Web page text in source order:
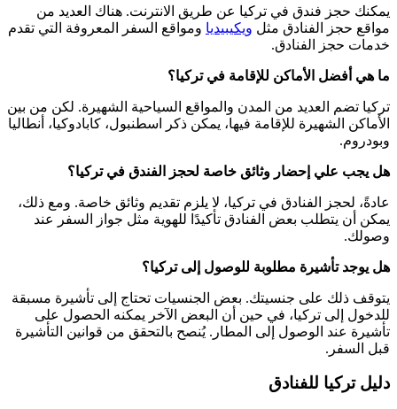
يمكنك حجز فندق في تركيا عن طريق الانترنت. هناك العديد من
مواقع حجز الفنادق مثل ويكيبيديا ومواقع السفر المعروفة التي تقدم
خدمات حجز الفنادق.
ما هي أفضل الأماكن للإقامة في تركيا؟
تركيا تضم العديد من المدن والمواقع السياحية الشهيرة. لكن من بين
الأماكن الشهيرة للإقامة فيها، يمكن ذكر اسطنبول، كابادوكيا، أنطاليا
وبودروم.
هل يجب علي إحضار وثائق خاصة لحجز الفندق في تركيا؟
عادةً، لحجز الفنادق في تركيا، لا يلزم تقديم وثائق خاصة. ومع ذلك،
يمكن أن يتطلب بعض الفنادق تأكيدًا للهوية مثل جواز السفر عند
وصولك.
هل يوجد تأشيرة مطلوبة للوصول إلى تركيا؟
يتوقف ذلك على جنسيتك. بعض الجنسيات تحتاج إلى تأشيرة مسبقة
للدخول إلى تركيا، في حين أن البعض الآخر يمكنه الحصول على
تأشيرة عند الوصول إلى المطار. يُنصح بالتحقق من قوانين التأشيرة
قبل السفر.
دليل تركيا للفنادق